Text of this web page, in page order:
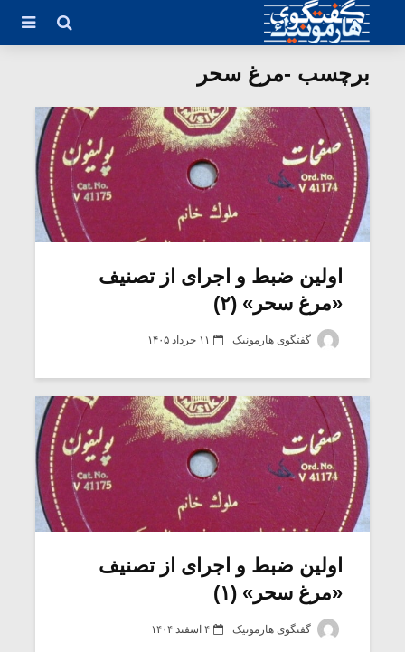
برچسب -مرغ سحر
اولین ضبط و اجرای از تصنیف
«مرغ سحر» (۲)
گفتگوی هارمونیک ۱۱ خرداد ۱۴۰۵
اولین ضبط و اجرای از تصنیف
«مرغ سحر» (۱)
گفتگوی هارمونیک ۴ اسفند ۱۴۰۴